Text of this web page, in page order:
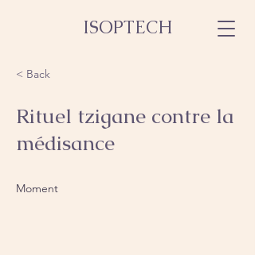
ISOPTECH
< Back
Rituel tzigane contre la
médisance
Moment